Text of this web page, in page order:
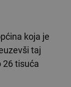
koja je
taj
26 tisuća